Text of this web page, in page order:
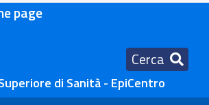
page
Cerca
di Sanità - EpiCentro